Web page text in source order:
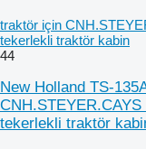
traktör için
tekerlekli traktör kabin
44
New Holland TS-
tekerlekli traktör